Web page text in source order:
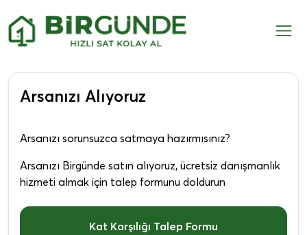
Arsanızı Alıyoruz
Arsanızı sorunsuzca satmaya hazırmısınız?
Arsanızı Birgünde satın alıyoruz, ücretsiz danışmanlık
hizmeti almak için talep formunu doldurun
Kat Karşılığı Talep Formu